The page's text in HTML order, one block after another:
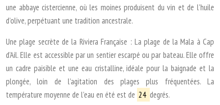
une abbaye cistercienne, où les moines produisent du vin et de l’huile
d’olive, perpétuant une tradition ancestrale.
Une plage secrète de la Riviera Française : La plage de la Mala à Cap
d’Ail. Elle est accessible par un sentier escarpé ou par bateau. Elle offre
un cadre paisible et une eau cristalline, idéale pour la baignade et la
plongée, loin de l’agitation des plages plus fréquentées. La
température moyenne de l’eau en été est de 24 degrés.